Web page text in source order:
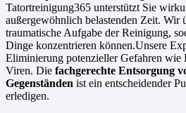
Tatortreinigung365 unterstützt Sie
außergewöhnlich belastenden Zeit. Wir
traumatische Aufgabe der Reinigung,
Dinge konzentrieren können.Unsere
Eliminierung potenzieller Gefahren wie
Viren. Die fachgerechte Entsorgung
Gegenständen ist ein entscheidender
erledigen.